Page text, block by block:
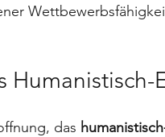
Humanistisch-
das